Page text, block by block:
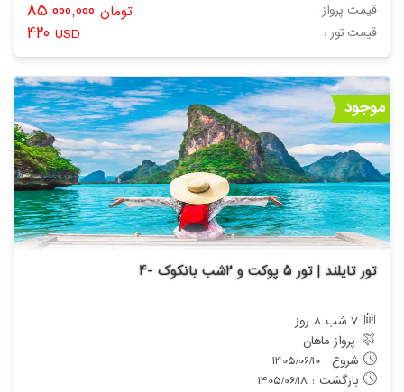
تومان قیمت پرواز :
420 USD : قیمت تور
موجود
تور تایلند | تور 5 پوکت و 2شب بانکوک -4
7 شب 8 روز
پرواز ماهان
شروع : 1405/06/10
بازگشت : 1405/06/18